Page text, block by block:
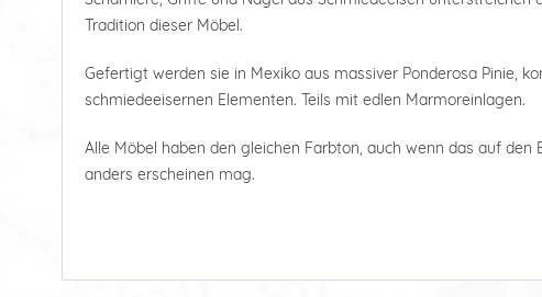
Tradition dieser Möbel.
Gefertigt werden sie in Mexiko aus massiver Ponderosa Pinie,
schmiedeeisernen Elementen. Teils mit edlen Marmoreinlagen.
Alle Möbel haben den gleichen Farbton, auch wenn das auf den
anders erscheinen mag.